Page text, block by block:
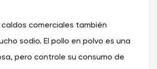
caldos comerciales también
sodio. El pollo en polvo es una
pero controle su consumo de